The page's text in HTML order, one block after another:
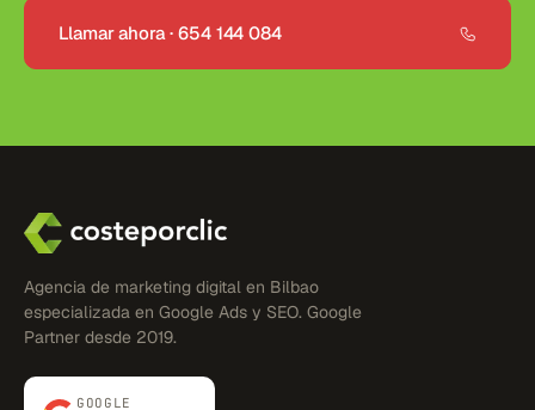
Llamar ahora · 654 144 084
Agencia de marketing digital en Bilbao
especializada en Google Ads y SEO. Google
Partner desde 2019.
GOOGLE